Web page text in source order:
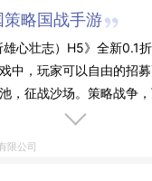
策略国战手游
雄心壮志）H5》全新0.1
中，玩家可以自由的招
，征战沙场。策略战争
进攻，策略婉转的迎击
限公司